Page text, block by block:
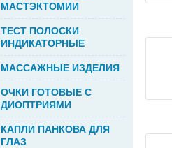
МАСТЭКТОМИИ
ТЕСТ ПОЛОСКИ
ИНДИКАТОРНЫЕ
МАССАЖНЫЕ ИЗДЕЛИЯ
ОЧКИ ГОТОВЫЕ С
ДИОПТРИЯМИ
КАПЛИ ПАНКОВА ДЛЯ
ГЛАЗ